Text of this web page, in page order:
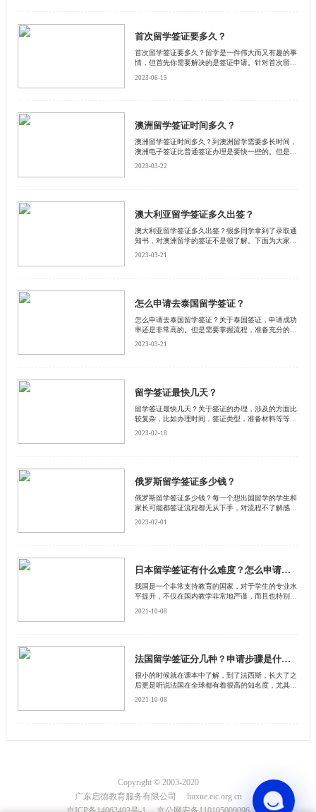
首次留学签证要多久？
首次留学签证要多久？留学是一件伟大而又有趣的事
情，但首先你需要解决的是签证申请。针对首次留学
还要注意申请所需的时间。启德小编为大家逐一解
2023-06-15
澳洲留学签证时间多久？
澳洲留学签证时间多久？到澳洲留学需要多长时间，
澳洲电子签证比普通签证办理是要快一些的。但是两
2023-03-22
澳大利亚留学签证多久出签？
澳大利亚留学签证多久出签？很多同学拿到了录取通
知书，对澳洲留学的签证不是很了解。下面为大家整
2023-03-21
怎么申请去泰国留学签证？
怎么申请去泰国留学签证？关于泰国签证，申请成功
率还是非常高的。但是需要掌握流程，准备充分的材
2023-03-21
留学签证最快几天？
留学签证最快几天？关于签证的办理，涉及的方面比
较复杂，比如办理时间，签证类型，准备材料等等。
2023-02-18
俄罗斯留学签证多少钱？
俄罗斯留学签证多少钱？每一个想出国留学的学生和
家长可能都签证流程都无从下手，对流程不了解感觉
2023-02-01
日本留学签证有什么难度？怎么申请日本留学签证？
我国是一个非常支持教育的国家，对于学生的专业水
平提升，不仅在国内教学非常地严谨，而且也特别鼓
鉴。
2021-10-08
法国留学签证分几种？申请步骤是什么？
很小的时候就在课本中了解，到了法西斯，长大了之
后更是听说法国在全球都有着很高的知名度，尤其那
2021-10-08
Copyright © 2003-2020
广东启德教育服务有限公司 liuxue.eic.org.cn